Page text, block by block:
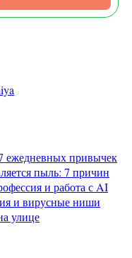
ежедневных привычек
пыль: 7 причин
и работа с AI
и вирусные ниши
улице